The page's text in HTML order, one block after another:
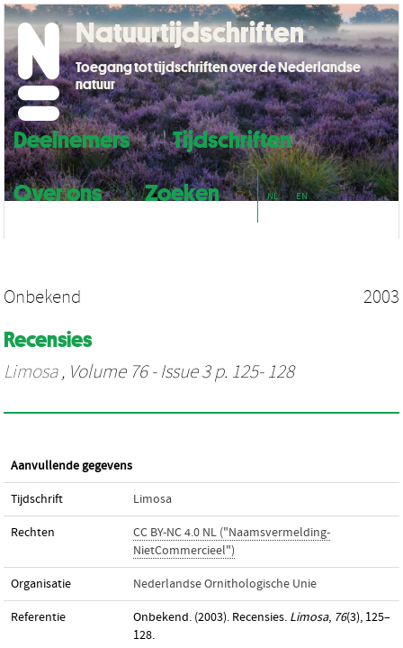
Deelnemers
Tijdschriften
Over ons
Zoeken NL EN
Natuurtijdschriften
Toegang tot tijdschriften over de Nederlandse
natuur
Onbekend 2003
Recensies
Limosa, Volume 76 - Issue 3 p. 125- 128
Aanvullende gegevens
Tijdschrift Limosa
Rechten
CC BY-NC 4.0 NL ("Naamsvermelding-
NietCommercieel")
Organisatie Nederlandse Ornithologische Unie
Referentie Onbekend. (2003). Recensies. Limosa, 76(3), 125–
128.